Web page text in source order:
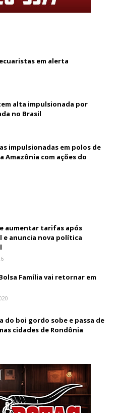
em alerta
alta impulsionada por
no Brasil
impulsionadas em polos de
Amazônia com ações do
aumentar tarifas após
e anuncia nova política
Bolsa Família vai retornar em
do boi gordo sobe e passa de
cidades de Rondônia